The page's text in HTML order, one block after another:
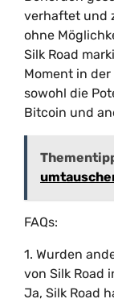
verhaftet und
ohne
Silk Road
Moment in
sowohl die
Bitcoin und
FAQs:
1. Wurden
von Silk Road
Ja, Silk Road